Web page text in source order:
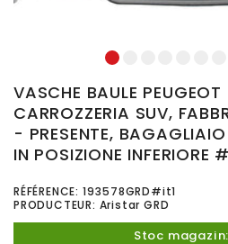
1
VASCHE BAULE
CARROZZERIA SUV,
- PRESENTE,
IN POSIZIONE INFERIORE
RÉFÉRENCE: 193578GRD#it1
PRODUCTEUR: Aristar GRD
Stoc